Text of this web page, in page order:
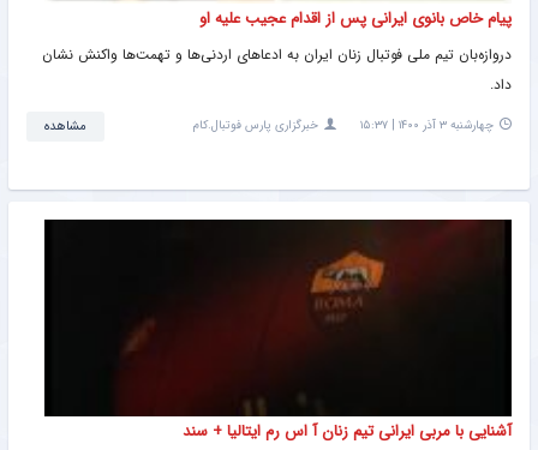
پیام خاص بانوی ایرانی پس از اقدام عجیب علیه او
دروازه‌بان تیم ملی فوتبال زنان ایران به ادعاهای اردنی‌ها و تهمت‌ها واکنش نشان
داد.
چهارشنبه ۳ آذر ۱۴۰۰ | ۱۵:۳۷ خبرگزاری پارس فوتبال.کام مشاهده
آشنایی با مربی ایرانی تیم زنان آ اس رم ایتالیا + سند